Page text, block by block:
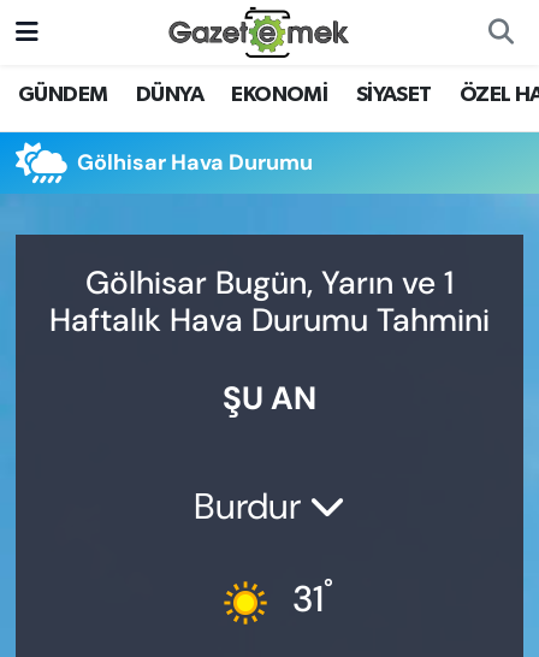
GÜNDEM DÜNYA EKONOMİ SİYASET ÖZEL
Gölhisar Hava Durumu
Gölhisar Bugün, Yarın ve 1
Haftalık Hava Durumu Tahmini
ŞU AN
Burdur
31°
DÜNYA
EKONOMİ
YENİ MEDYADA EMEK
GAZETECİLİĞİNİ GELİŞTİRMEK
Nöbetçi Eczaneler
Hava Durumu
Trafik Durumu
Süper Lig Puan Durumu ve Fikstür